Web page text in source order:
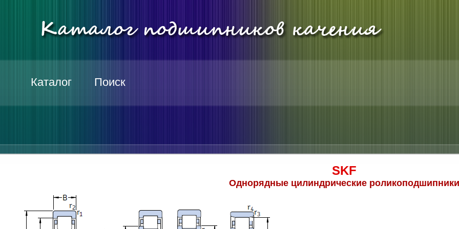
Каталог Поиск
SKF
Однорядные цилиндрические роликоподшипники